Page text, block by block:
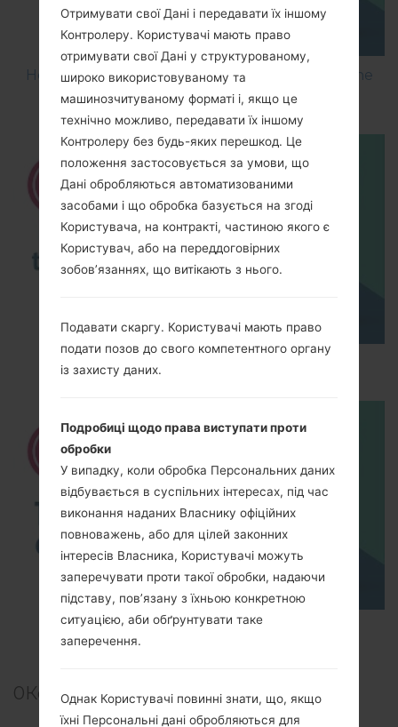
How to Flash Stock Firmware on LG Smartphone
using LG UP?
How to Hard Reset on LG Optimus L1 E410?
TOP 5 SECRET CODES for LG!
0Коментарі
Отримувати свої Дані і передавати їх іншому
Контролеру. Користувачі мають право
отримувати свої Дані у структурованому,
широко використовуваному та
машинозчитуваному форматі і, якщо це
технічно можливо, передавати їх іншому
Контролеру без будь-яких перешкод. Це
положення застосовується за умови, що
Дані обробляються автоматизованими
засобами і що обробка базується на згоді
Користувача, на контракті, частиною якого є
Користувач, або на переддоговірних
зобов’язаннях, що витікають з нього.
Подавати скаргу. Користувачі мають право
подати позов до свого компетентного органу
із захисту даних.
Подробиці щодо права виступати проти
обробки
У випадку, коли обробка Персональних даних
відбувається в суспільних інтересах, під час
виконання наданих Власнику офіційних
повноважень, або для цілей законних
інтересів Власника, Користувачі можуть
заперечувати проти такої обробки, надаючи
підставу, пов’язану з їхньою конкретною
ситуацією, аби обґрунтувати таке
заперечення.
Однак Користувачі повинні знати, що, якщо
їхні Персональні дані обробляються для